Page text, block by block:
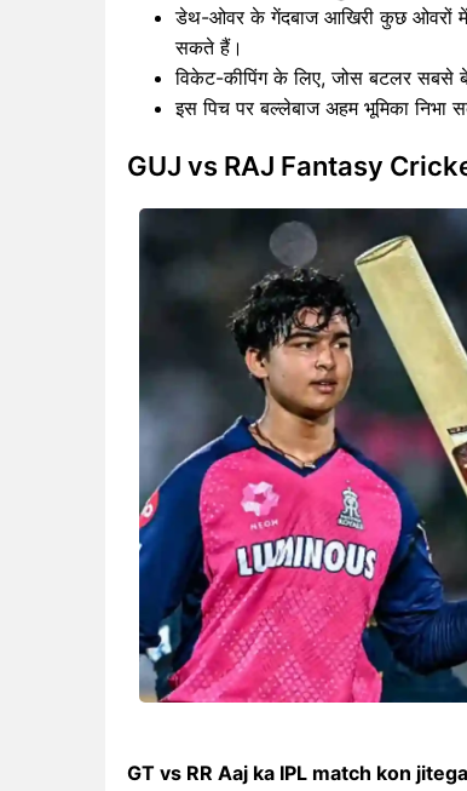
डेथ-ओवर के गेंदबाज आखिरी कुछ ओवरों में
सकते हैं।
विकेट-कीपिंग के लिए, जोस बटलर सबसे
इस पिच पर बल्लेबाज अहम भूमिका निभा
GUJ vs RAJ Fantasy
GT vs RR Aaj ka IPL match kon